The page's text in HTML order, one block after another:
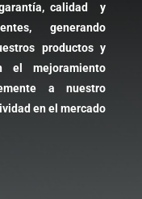
calidad y
generando
productos y
el mejoramiento
a nuestro
en el mercado